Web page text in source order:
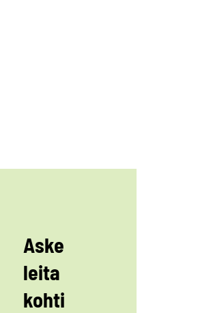
Aske
leita
kohti